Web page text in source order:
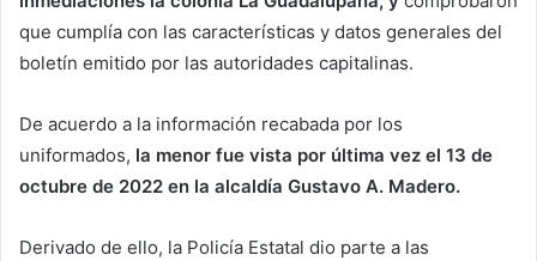
que cumplía con las características y datos generales del
boletín emitido por las autoridades capitalinas.
De acuerdo a la información recabada por los
uniformados, la menor fue vista por última vez el 13 de
octubre de 2022 en la alcaldía Gustavo A. Madero.
Derivado de ello, la Policía Estatal dio parte a las